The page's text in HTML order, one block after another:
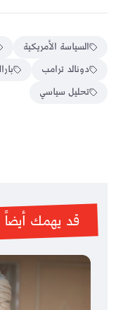
السياسة الأمريكية
دونالد ترامب
تحليل سياسي
قد يهمك أيضاً